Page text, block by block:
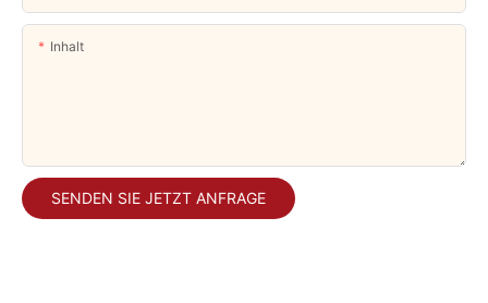
Inhalt
SENDEN SIE JETZT ANFRAGE